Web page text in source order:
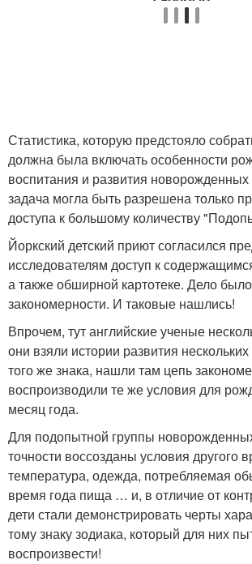
Статистика, которую предстояло
должна была включать особенности
воспитания и развития
задача могла быть разрешена только
доступа к большому количеству
Йоркский детский приют согласился
исследователям доступ к
а также обширной картотеке. Дело
закономерности. И таковые нашлись!
Впрочем, тут английские ученые
они взяли истории развития
того же знака, нашли там цепь
воспроизводили те же условия для
месяц года.
Для подопытной группы
точности воссозданы условия другого
температура, одежда, потребляемая
время года пища … и, в отличие от
дети стали демонстрировать черты
тому знаку зодиака, который для них
воспроизвести!